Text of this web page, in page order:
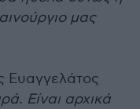
μας
Ευαγγελάτος
Είναι αρχικά